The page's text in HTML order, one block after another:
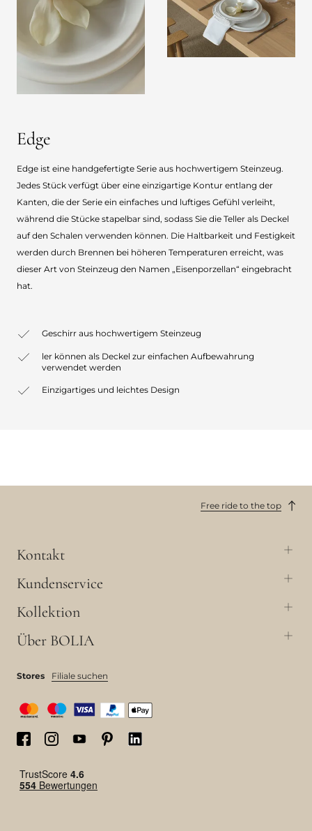
Edge
Edge ist eine handgefertigte Serie aus hochwertigem Steinzeug.
Jedes Stück verfügt über eine einzigartige Kontur entlang der
Kanten, die der Serie ein einfaches und luftiges Gefühl verleiht,
während die Stücke stapelbar sind, sodass Sie die Teller als Deckel
auf den Schalen verwenden können. Die Haltbarkeit und Festigkeit
werden durch Brennen bei höheren Temperaturen erreicht, was
dieser Art von Steinzeug den Namen „Eisenporzellan“ eingebracht
hat.
Geschirr aus hochwertigem Steinzeug
ler können als Deckel zur einfachen Aufbewahrung
verwendet werden
Einzigartiges und leichtes Design
Free ride to the top
Kontakt
Kundenservice
Kollektion
Über BOLIA
Stores Filiale suchen